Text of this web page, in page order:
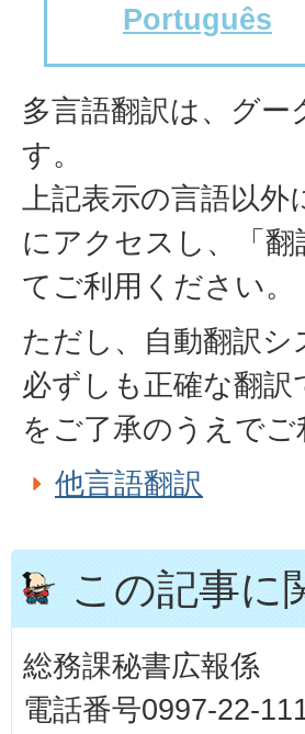
Português
多言語翻訳は、グ
す。
上記表示の言語以
にアクセスし、「
てご利用ください。
ただし、自動翻訳
必ずしも正確な翻
をご了承のうえで
他言語翻訳
この記事に
総務課秘書広報係
電話番号0997-22-